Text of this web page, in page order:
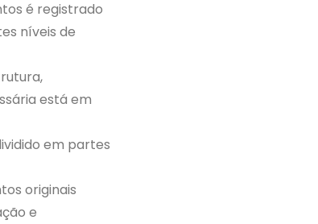
é registrado
níveis de
está em
em partes
originais
e